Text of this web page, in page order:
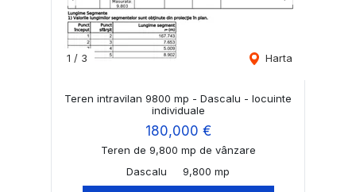
1 / 3 Harta
Teren intravilan 9800 mp - Dascalu - locuinte
individuale
180,000 €
Teren de 9,800 mp de vânzare
Dascalu
9,800 mp